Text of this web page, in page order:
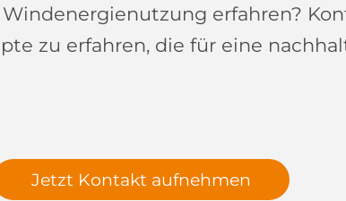
erfahren?
zu erfahren, die für eine
Jetzt Kontakt aufnehmen